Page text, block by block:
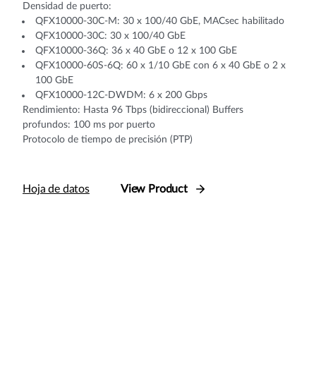
Densidad de puerto:
QFX10000-30C-M: 30 x 100/40 GbE, MACsec habilitado
QFX10000-30C: 30 x 100/40 GbE
QFX10000-36Q: 36 x 40 GbE o 12 x 100 GbE
QFX10000-60S-6Q: 60 x 1/10 GbE con 6 x 40 GbE o 2 x
100 GbE
QFX10000-12C-DWDM: 6 x 200 Gbps
Rendimiento: Hasta 96 Tbps (bidireccional) Buffers
profundos: 100 ms por puerto
Protocolo de tiempo de precisión (PTP)
Hoja de datos View Product